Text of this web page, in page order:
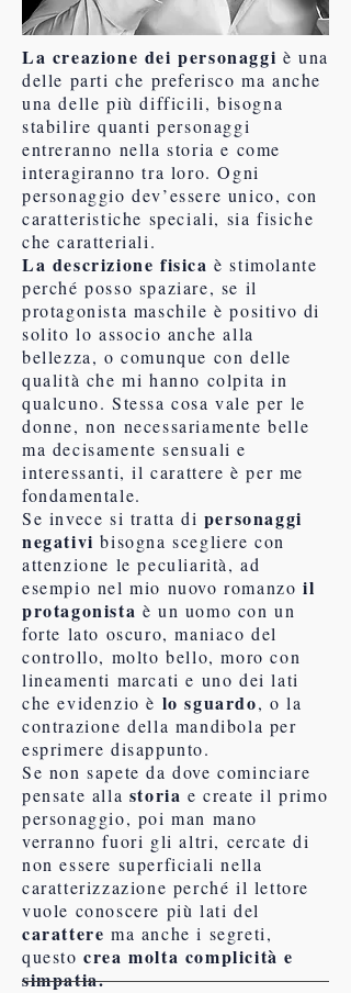
La creazione dei personaggi è una
delle parti che preferisco ma anche
una delle più difficili, bisogna
stabilire quanti personaggi
entreranno nella storia e come
interagiranno tra loro. Ogni
personaggio dev’essere unico, con
caratteristiche speciali, sia fisiche
che caratteriali.
La descrizione fisica è stimolante
perché posso spaziare, se il
protagonista maschile è positivo di
solito lo associo anche alla
bellezza, o comunque con delle
qualità che mi hanno colpita in
qualcuno. Stessa cosa vale per le
donne, non necessariamente belle
ma decisamente sensuali e
interessanti, il carattere è per me
fondamentale.
Se invece si tratta di personaggi
negativi bisogna scegliere con
attenzione le peculiarità, ad
esempio nel mio nuovo romanzoil
protagonista è un uomo con un
forte lato oscuro, maniaco del
controllo, molto bello, moro con
lineamenti marcati e uno dei lati
che evidenzio è lo sguardo, o la
contrazione della mandibola per
esprimere disappunto.
Se non sapete da dove cominciare
pensate alla storia e create il primo
personaggio, poi man mano
verranno fuori gli altri, cercate di
non essere superficiali nella
caratterizzazione perché il lettore
vuole conoscere più lati del
carattere ma anche i segreti,
questocrea molta complicità e
simpatia.